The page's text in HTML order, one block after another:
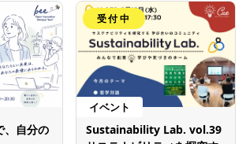
自分の
受付中
イベント
Sustainability Lab. vol.39